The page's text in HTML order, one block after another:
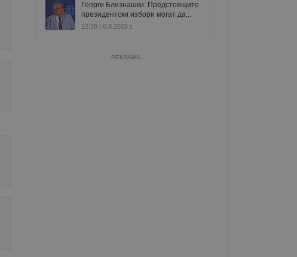
Георги Близнашки: Предстоящите
президентски избори могат да...
22:38 | 6.8.2026 г.
РЕКЛАМА